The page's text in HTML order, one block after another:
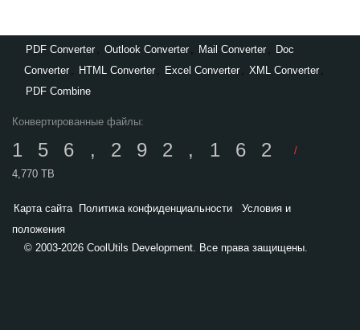
PDF Converter Outlook Converter Mail Converter
Doc
Converter
HTML Converter Excel Converter XML Converter
PDF Combine
Конвертированные файлы:
156,292,162
/
4,770 TB
Карта сайта Политика конфиденциальности
Условия и
положения
© 2003-2026 CoolUtils Development. Все права защищены.